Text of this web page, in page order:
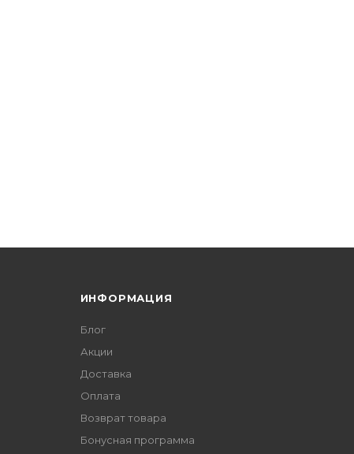
ИНФОРМАЦИЯ
Блог
Акции
Доставка
Оплата
Возврат товара
Бонусная программа